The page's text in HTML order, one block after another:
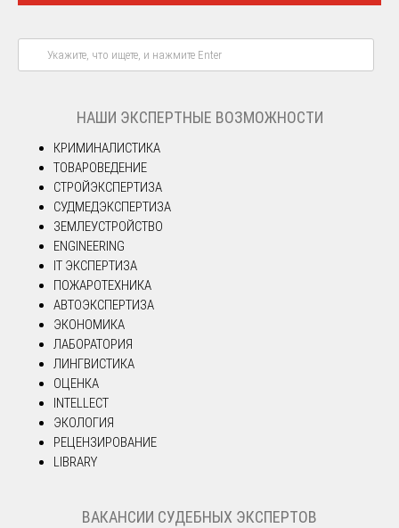
НАШИ ЭКСПЕРТНЫЕ ВОЗМОЖНОСТИ
КРИМИНАЛИСТИКА
ТОВАРОВЕДЕНИЕ
СТРОЙЭКСПЕРТИЗА
СУДМЕДЭКСПЕРТИЗА
ЗЕМЛЕУСТРОЙСТВО
ENGINEERING
IT ЭКСПЕРТИЗА
ПОЖАРОТЕХНИКА
АВТОЭКСПЕРТИЗА
ЭКОНОМИКА
ЛАБОРАТОРИЯ
ЛИНГВИСТИКА
ОЦЕНКА
INTELLECT
ЭКОЛОГИЯ
РЕЦЕНЗИРОВАНИЕ
LIBRARY
ВАКАНСИИ СУДЕБНЫХ ЭКСПЕРТОВ